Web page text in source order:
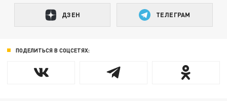
ДЗЕН ТЕЛЕГРАМ
ПОДЕЛИТЬСЯ В СОЦСЕТЯХ: